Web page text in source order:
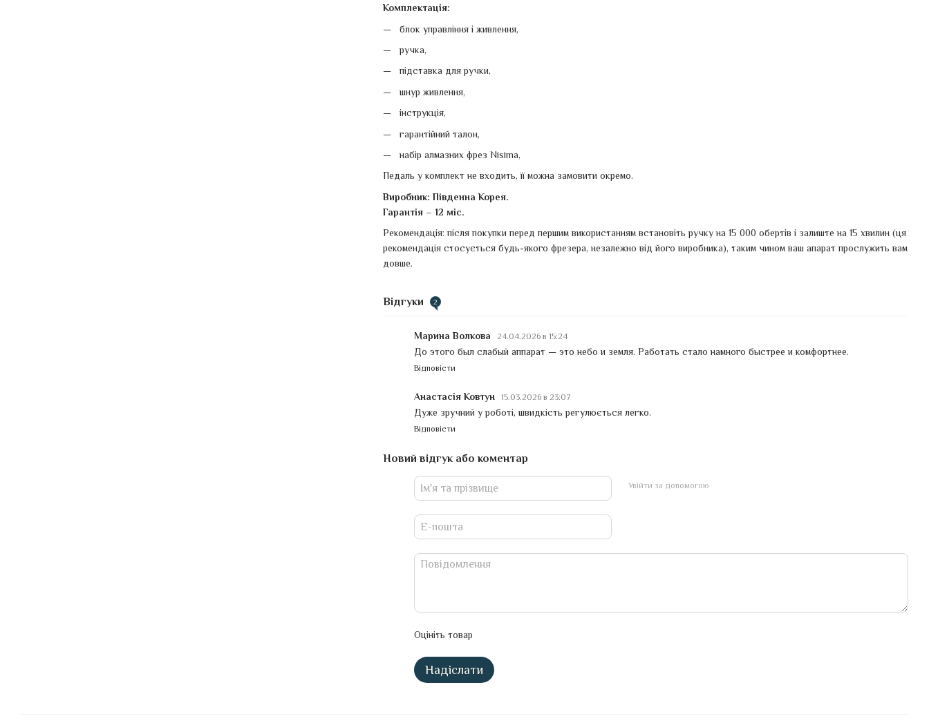
Комплектація:
блок управління і живлення,
ручка,
підставка для ручки,
шнур живлення,
інструкція,
гарантійний талон,
набір алмазних фрез Nisima,
Педаль у комплект не входить, її можна замовити окремо.
Виробник: Південна Корея.
Гарантія – 12 міс.
Рекомендація: після покупки перед першим використанням встановіть ручку на 15 000 обертів і залиште на 15 хвилин (ця
рекомендація стосується будь-якого фрезера, незалежно від його виробника), таким чином ваш апарат прослужить вам
довше.
Відгуки 2
Марина Волкова 24.04.2026 в 15:24
До этого был слабый аппарат — это небо и земля. Работать стало намного быстрее и комфортнее.
Відповісти
Анастасія Ковтун 15.03.2026 в 23:07
Дуже зручний у роботі, швидкість регулюється легко.
Відповісти
Новий відгук або коментар
Увійти за допомогою
Оцініть товар
Надіслати